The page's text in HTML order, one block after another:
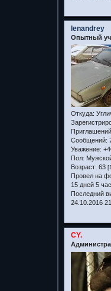
lenandrey
Опытный
Откуда:
Сообщений:
Уважение:
Пол:
Возраст: 63
Провел на
15 дней 5
Последний
24.10.2016
CY.